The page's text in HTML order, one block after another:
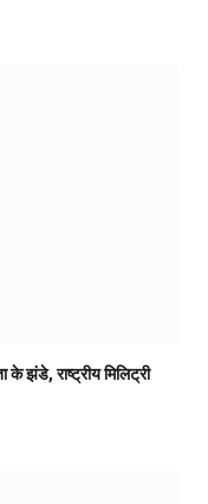
झंडे, राष्ट्रीय मिलिट्री